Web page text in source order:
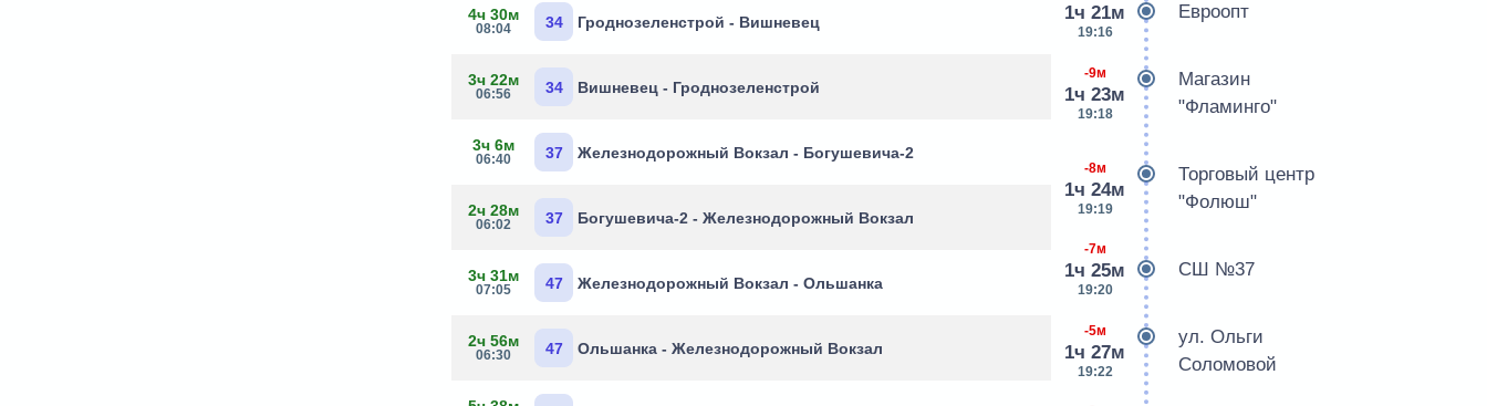
4ч 30м
08:04 34 Гроднозеленстрой - Вишневец
3ч 22м
06:56 34 Вишневец - Гроднозеленстрой
3ч 6м
06:40 37 Железнодорожный Вокзал - Богушевича-2
2ч 28м
06:02 37 Богушевича-2 - Железнодорожный Вокзал
3ч 31м
07:05 47 Железнодорожный Вокзал - Ольшанка
2ч 56м
06:30 47 Ольшанка - Железнодорожный Вокзал
1ч 21м
19:16
Евроопт
-9м
1ч 23м
19:18
Магазин
"Фламинго"
-8м
1ч 24м
19:19
Торговый центр
"Фолюш"
-7м
1ч 25м
19:20
СШ №37
-5м
1ч 27м
19:22
ул. Ольги
Соломовой